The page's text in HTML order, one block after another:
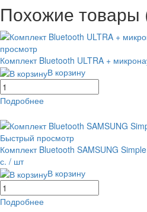
Похожие товары
просмотр
Комплект Bluetooth ULTRA +
В корзину
Подробнее
Быстрый просмотр
Комплект Bluetooth SAMSUNG
с. / шт
В корзину
Подробнее